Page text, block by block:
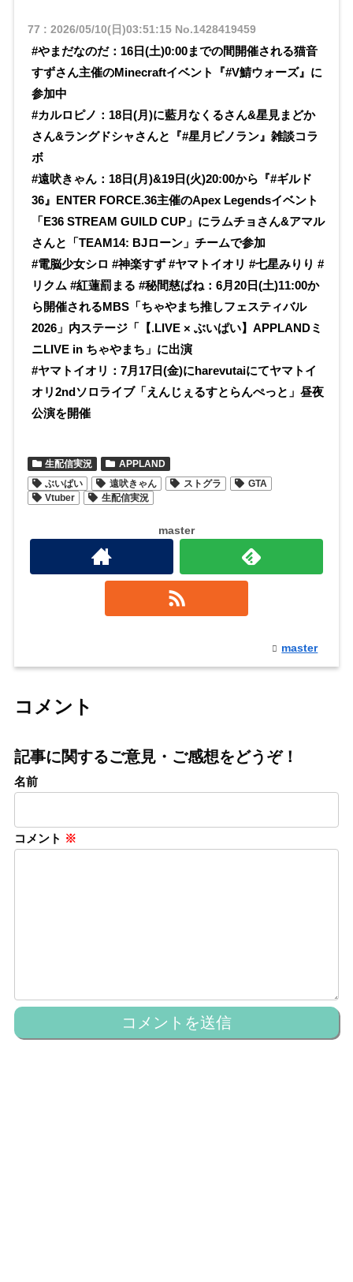
77 : 2026/05/10(日)03:51:15No.1428419459
#やまだなのだ：16日(土)0:00までの間開催される猫音
すずさん主催のMinecraftイベント『#V鯖ウォーズ』に
参加中
#カルロピノ：18日(月)に藍月なくるさん&星見まどか
さん&ラングドシャさんと『#星月ピノラン』雑談コラ
ボ
#遠吠きゃん：18日(月)&19日(火)20:00から『#ギルド
36』ENTER FORCE.36主催のApex Legendsイベント
「E36 STREAM GUILD CUP」にラムチョさん&アマル
さんと「TEAM14: BJローン」チームで参加
#電脳少女シロ #神楽すず #ヤマトイオリ #七星みりり #
リクム #紅蓮罰まる #秘間慈ぱね：6月20日(土)11:00か
ら開催されるMBS「ちゃやまち推しフェスティバル
2026」内ステージ「【.LIVE × ぶいぱい】APPLANDミ
ニLIVE in ちゃやまち」に出演
#ヤマトイオリ：7月17日(金)にharevutaiにてヤマトイ
オリ2ndソロライブ「えんじぇるすとらんぺっと」昼夜
公演を開催
生配信実況
APPLAND
ぶいぱい
遠吠きゃん ストグラ
GTA
Vtuber
生配信実況
master
master
コメント
記事に関するご意見・ご感想をどうぞ！
名前
コメント ※